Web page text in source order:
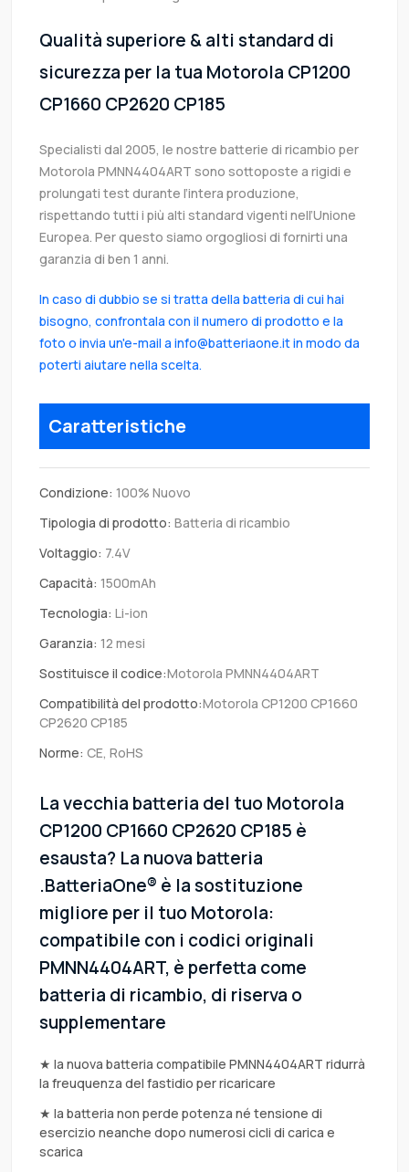
Qualità superiore & alti standard di
sicurezza per la tua Motorola CP1200
CP1660 CP2620 CP185
Specialisti dal 2005, le nostre batterie di ricambio per
Motorola PMNN4404ART sono sottoposte a rigidi e
prolungati test durante l’intera produzione,
rispettando tutti i più alti standard vigenti nell’Unione
Europea. Per questo siamo orgogliosi di fornirti una
garanzia di ben 1 anni.
In caso di dubbio se si tratta della batteria di cui hai
bisogno, confrontala con il numero di prodotto e la
foto o invia un'e-mail a info@batteriaone.it in modo da
poterti aiutare nella scelta.
Caratteristiche
Condizione: 100% Nuovo
Tipologia di prodotto: Batteria di ricambio
Voltaggio: 7.4V
Capacità: 1500mAh
Tecnologia: Li-ion
Garanzia: 12 mesi
Sostituisce il codice:Motorola PMNN4404ART
Compatibilità del prodotto:Motorola CP1200 CP1660
CP2620 CP185
Norme: CE, RoHS
La vecchia batteria del tuo Motorola
CP1200 CP1660 CP2620 CP185 è
esausta? La nuova batteria
.BatteriaOne® è la sostituzione
migliore per il tuo Motorola:
compatibile con i codici originali
PMNN4404ART, è perfetta come
batteria di ricambio, di riserva o
supplementare
★ la nuova batteria compatibile PMNN4404ART ridurrà
la freuquenza del fastidio per ricaricare
★ la batteria non perde potenza né tensione di
esercizio neanche dopo numerosi cicli di carica e
scarica